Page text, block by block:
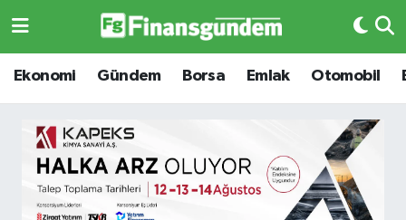
Ekonomi Gündem Borsa Emlak Otomobil
Ekonomi
Borsa
Emlak
Ekonomi
Borsa
Emlak